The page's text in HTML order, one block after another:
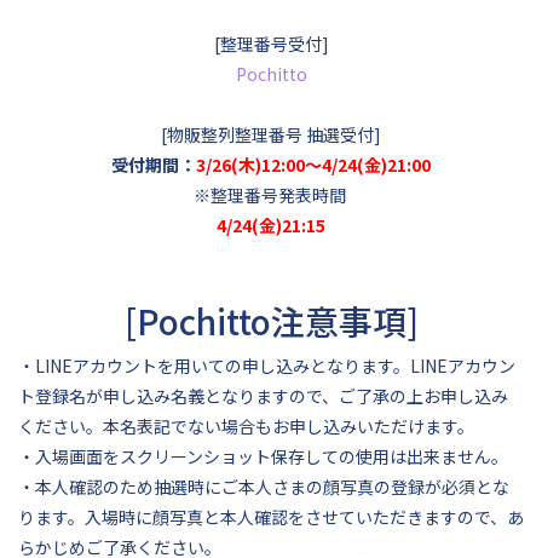
[整理番号受付]
Pochitto
[物販整列整理番号 抽選受付]
受付期間： 3/26(木)12:00～4/24(金)21:00
※整理番号発表時間
4/24(金)21:15
[Pochitto注意事項]
・LINEアカウントを用いての申し込みとなります。LINEアカウン
ト登録名が申し込み名義となりますので、ご了承の上お申し込み
ください。本名表記でない場合もお申し込みいただけます。
・入場画面をスクリーンショット保存しての使用は出来ません。
・本人確認のため抽選時にご本人さまの顔写真の登録が必須とな
ります。入場時に顔写真と本人確認をさせていただきますので、あ
らかじめご了承ください。